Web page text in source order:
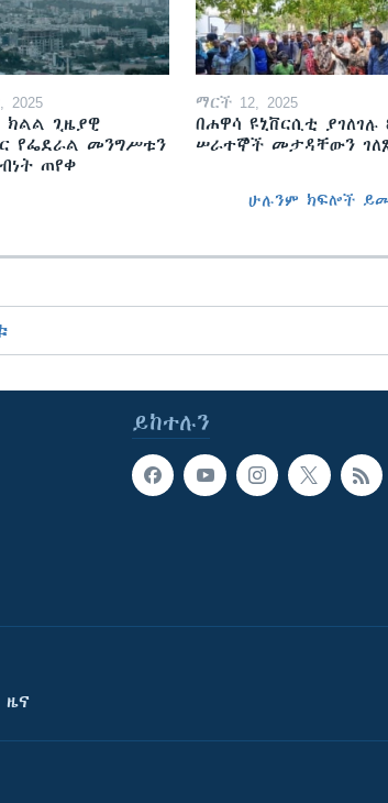
2025
ክልል ጊዜያዊ
የፌደራል መንግሥቱን
ጠየቀ
ማርች 12, 2025
በሐዋሳ ዩኒቨርሲቲ ያገለገሉ
ሠራተኞች መታዳቸውን
ሁሉንም ክፍሎች
ይከተሉን
ዜና